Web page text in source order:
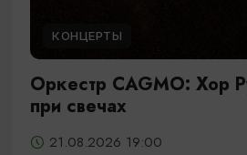
КОНЦЕРТЫ
Оркестр CAGMO: Хор
при свечах
21.08.2026 19:00